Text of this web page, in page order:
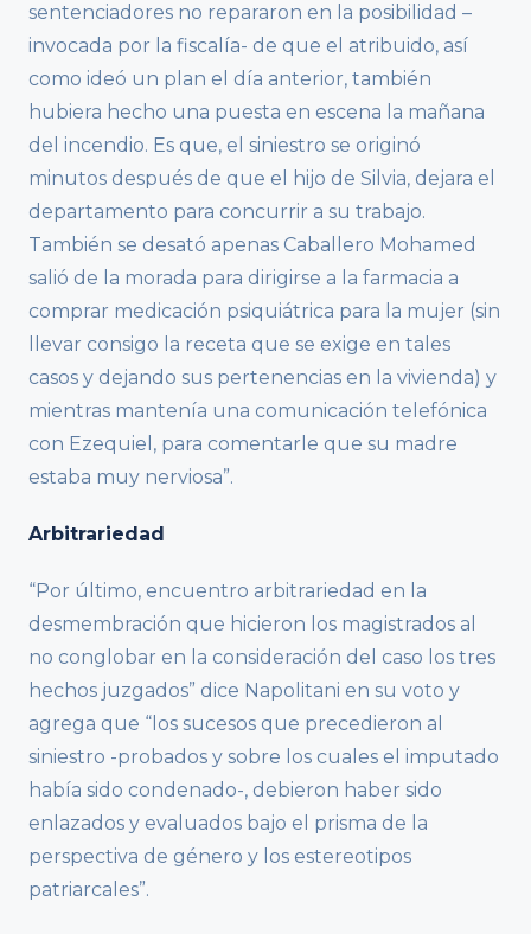
sentenciadores no repararon en la posibilidad –
invocada por la fiscalía- de que el atribuido, así
como ideó un plan el día anterior, también
hubiera hecho una puesta en escena la mañana
del incendio. Es que, el siniestro se originó
minutos después de que el hijo de Silvia, dejara el
departamento para concurrir a su trabajo.
También se desató apenas Caballero Mohamed
salió de la morada para dirigirse a la farmacia a
comprar medicación psiquiátrica para la mujer (sin
llevar consigo la receta que se exige en tales
casos y dejando sus pertenencias en la vivienda) y
mientras mantenía una comunicación telefónica
con Ezequiel, para comentarle que su madre
estaba muy nerviosa”.
Arbitrariedad
“Por último, encuentro arbitrariedad en la
desmembración que hicieron los magistrados al
no conglobar en la consideración del caso los tres
hechos juzgados” dice Napolitani en su voto y
agrega que “los sucesos que precedieron al
siniestro -probados y sobre los cuales el imputado
había sido condenado-, debieron haber sido
enlazados y evaluados bajo el prisma de la
perspectiva de género y los estereotipos
patriarcales”.